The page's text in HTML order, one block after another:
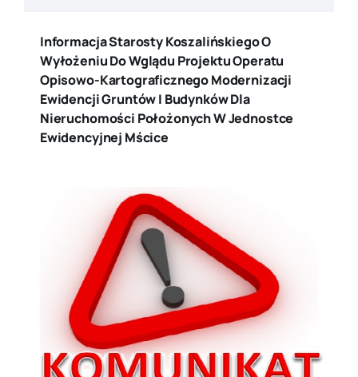
Informacja Starosty Koszalińskiego O
Wyłożeniu Do Wglądu Projektu Operatu
Opisowo-Kartograficznego Modernizacji
Ewidencji Gruntów I Budynków Dla
Nieruchomości Położonych W Jednostce
Ewidencyjnej Mścice